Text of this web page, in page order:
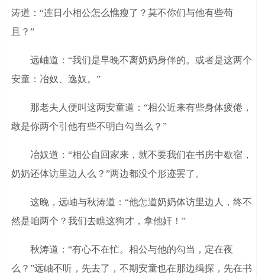
涛道：“连日小相公怎么憔瘦了？莫不你们与他有些苟
且？”
远岫道：“我们是早晚不离奶奶身伴的。或者是这两个
安童：冶奴、逸奴。”
那老夫人便叫这两安童道：“相公近来有些身体疲倦，
敢是你两个引他有些不明白勾当么？”
冶奴道：“相公自回家来，就不要我们在书房中歇宿，
奶奶还体访里边人么？”两边都没个形迹罢了。
这晚，远岫与秋涛道：“他怎道奶奶体访里边人，终不
然是咱两个？我们去瞧这狗才，拿他奸！”
秋涛道：“有心不在忙。相公与他的勾当，定在夜
么？”远岫不听，先去了，不期安童也在那边缉探，先在书